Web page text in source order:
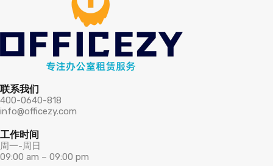
联系我们
400-0640-818
info@officezy.com
工作时间
周一-周日
09:00 am – 09:00 pm